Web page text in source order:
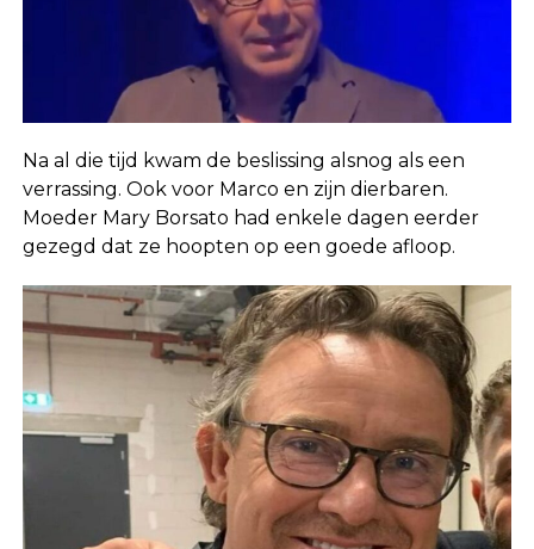
Na al die tijd kwam de beslissing alsnog als een
verrassing. Ook voor Marco en zijn dierbaren.
Moeder Mary Borsato had enkele dagen eerder
gezegd dat ze hoopten op een goede afloop.